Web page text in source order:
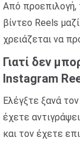
Από προεπιλογή,
βίντεο Reels
χρειάζεται να
Γιατί δεν
Instagram
Ελέγξτε ξανά
έχετε
και τον έχετε